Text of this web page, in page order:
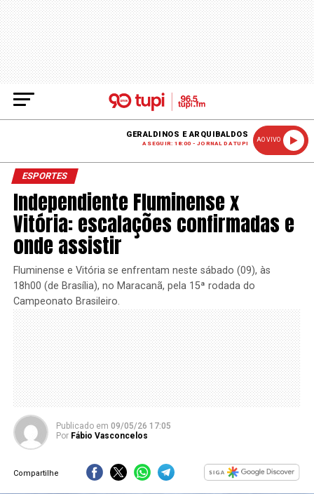
GERALDINOS E ARQUIBALDOS
A SEGUIR: 18:00 - JORNAL DA TUPI
AO VIVO
ESPORTES
Independiente Fluminense x
Vitória: escalações confirmadas e
onde assistir
Fluminense e Vitória se enfrentam neste sábado (09), às
18h00 (de Brasília), no Maracanã, pela 15ª rodada do
Campeonato Brasileiro.
Publicado em 09/05/26 17:05
Por Fábio Vasconcelos
Compartilhe